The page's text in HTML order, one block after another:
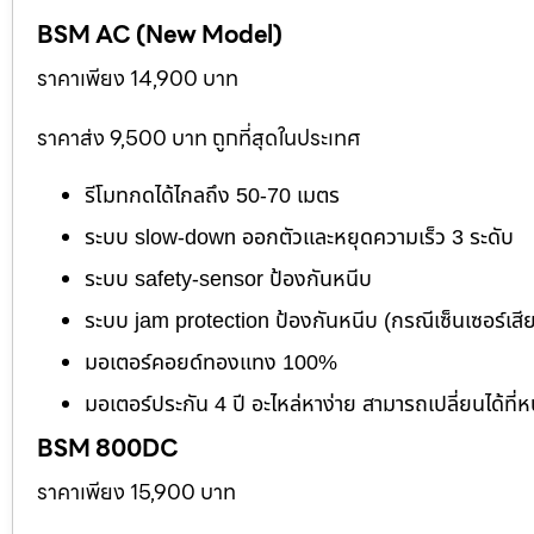
BSM AC (New Model)
ราคาเพียง 14,900 บาท
ราคาส่ง 9,500 บาท ถูกที่สุดในประเทศ
รีโมทกดได้ไกลถึง 50-70 เมตร
ระบบ slow-down ออกตัวและหยุดความเร็ว 3 ระดับ
ระบบ safety-sensor ป้องกันหนีบ
ระบบ jam protection ป้องกันหนีบ (กรณีเซ็นเซอร์เสี
มอเตอร์คอยด์ทองแทง 100%
มอเตอร์ประกัน 4 ปี อะไหล่หาง่าย สามารถเปลี่ยนได้ที่
BSM 800DC
ราคาเพียง 15,900 บาท